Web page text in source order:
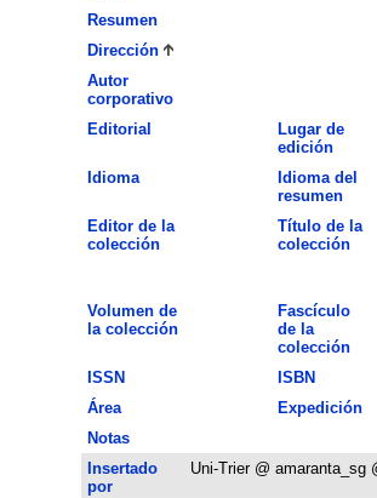
Resumen
Dirección
Autor
corporativo
Editorial
Lugar de
edición
Idioma
Idioma del
resumen
Editor de la
colección
Título de la
colección
Volumen de
la colección
Fascículo
de la
colección
ISSN
ISBN
Área
Expedición
Notas
Insertado
por
Uni-Trier @ amaranta_sg